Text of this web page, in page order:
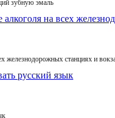
зубную эмаль
железнодорожных станциях и